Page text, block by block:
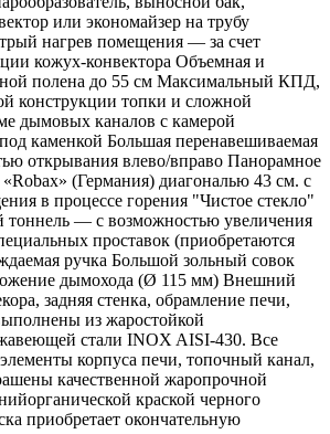
или экономайзер на трубу
нагрев помещения — за счет
кожух-конвектора Объемная и
полена до 55 см Максимальный КПД,
конструкции топки и сложной
дымовых каналов с камерой
каменкой Большая перенавешиваемая
открывания влево/вправо Панорамное
(Германия) диагональю 43 см. с
в процессе горения "Чистое стекло"
— с возможностью увеличения
проставок (приобретаются
ручка Большой зольный совок
дымохода (Ø 115 мм) Внешний
задняя стенка, обрамление печи,
из жаростойкой
стали INOX AISI-430. Все
корпуса печи, топочный канал,
качественной жаропрочной
краской черного
приобретает окончательную